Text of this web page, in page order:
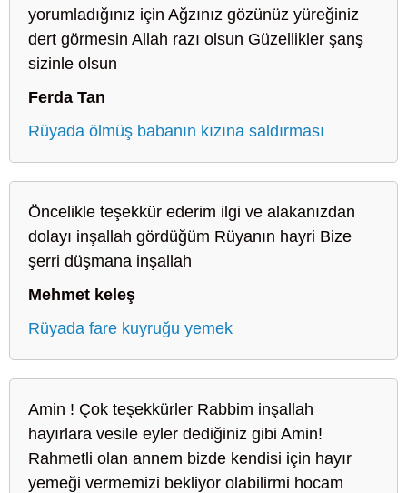
yorumladığınız için Ağzınız gözünüz yüreğiniz
dert görmesin Allah razı olsun Güzellikler şanş
sizinle olsun
Ferda Tan
Rüyada ölmüş babanın kızına saldırması
Öncelikle teşekkür ederim ilgi ve alakanızdan
dolayı inşallah gördüğüm Rüyanın hayri Bize
şerri düşmana inşallah
Mehmet keleş
Rüyada fare kuyruğu yemek
Amin ! Çok teşekkürler Rabbim inşallah
hayırlara vesile eyler dediğiniz gibi Amin!
Rahmetli olan annem bizde kendisi için hayır
yemeği vermemizi bekliyor olabilirmi hocam